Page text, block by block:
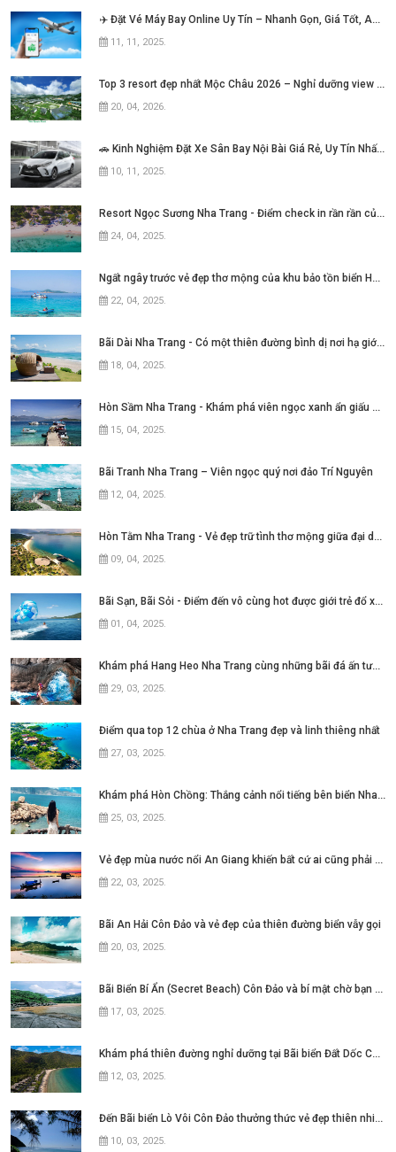
✈️ Đặt Vé Máy Bay Online Uy Tín – Nhanh Gọn, Giá Tốt, An Tâm Mỗi Hành Trình!
11, 11, 2025.
Top 3 resort đẹp nhất Mộc Châu 2026 – Nghỉ dưỡng view núi cực chill không thể bỏ lỡ
20, 04, 2026.
🚗 Kinh Nghiệm Đặt Xe Sân Bay Nội Bài Giá Rẻ, Uy Tín Nhất Hiện Nay
10, 11, 2025.
Resort Ngọc Sương Nha Trang - Điểm check in rần rần của những tín đồ mê phim Việt
24, 04, 2025.
Ngất ngây trước vẻ đẹp thơ mộng của khu bảo tồn biển Hòn Mun Nha Trang
22, 04, 2025.
Bãi Dài Nha Trang - Có một thiên đường bình dị nơi hạ giới với biển xanh cát trắng quanh năm sóng xô bờ
18, 04, 2025.
Hòn Sầm Nha Trang - Khám phá viên ngọc xanh ẩn giấu giữa vịnh Nha Phu
15, 04, 2025.
Bãi Tranh Nha Trang – Viên ngọc quý nơi đảo Trí Nguyên
12, 04, 2025.
Hòn Tằm Nha Trang - Vẻ đẹp trữ tình thơ mộng giữa đại dương xanh ngát
09, 04, 2025.
Bãi Sạn, Bãi Sỏi - Điểm đến vô cùng hot được giới trẻ đổ xô tìm kiếm tại thành
01, 04, 2025.
Khám phá Hang Heo Nha Trang cùng những bãi đá ấn tượng
29, 03, 2025.
Điểm qua top 12 chùa ở Nha Trang đẹp và linh thiêng nhất
27, 03, 2025.
Khám phá Hòn Chồng: Thắng cảnh nổi tiếng bên biển Nha Trang
25, 03, 2025.
Vẻ đẹp mùa nước nổi An Giang khiến bất cứ ai cũng phải say lòng
22, 03, 2025.
Bãi An Hải Côn Đảo và vẻ đẹp của thiên đường biển vẫy gọi
20, 03, 2025.
Bãi Biển Bí Ẩn (Secret Beach) Côn Đảo và bí mật chờ bạn khám phá
17, 03, 2025.
Khám phá thiên đường nghỉ dưỡng tại Bãi biển Đất Dốc Côn Đảo
12, 03, 2025.
Đến Bãi biển Lò Vôi Côn Đảo thưởng thức vẻ đẹp thiên nhiên hùng vĩ
10, 03, 2025.